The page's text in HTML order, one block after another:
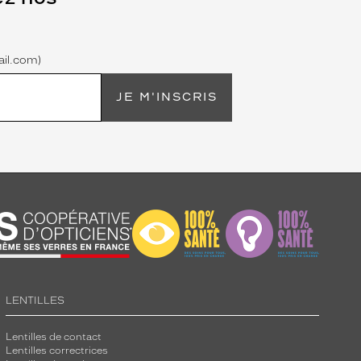
JE M'INSCRIS
LENTILLES
Lentilles de contact
Lentilles correctrices